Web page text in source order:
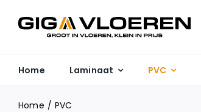
Home Laminaat PVC
Home PVC